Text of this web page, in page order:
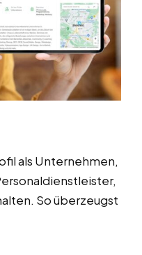
als Unternehmen,
So überzeugst